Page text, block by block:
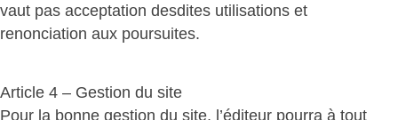
vaut pas acceptation desdites utilisations et
renonciation aux poursuites.
Article 4 – Gestion du site
Pour la bonne gestion du site, l’éditeur pourra à tout